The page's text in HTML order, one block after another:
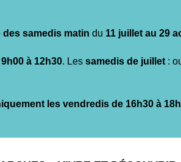
des samedis matin du 11 juillet au 29
9h00 à 12h30. Les samedis de juillet :
les vendredis de 16h30 à